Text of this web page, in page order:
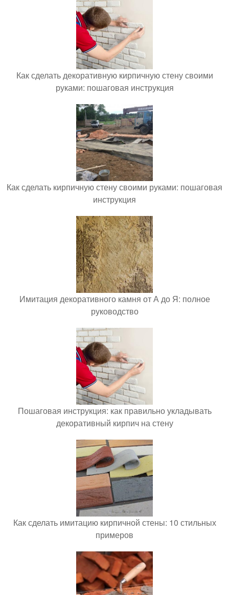
Как сделать декоративную кирпичную стену своими
руками: пошаговая инструкция
Как сделать кирпичную стену своими руками: пошаговая
инструкция
Имитация декоративного камня от А до Я: полное
руководство
Пошаговая инструкция: как правильно укладывать
декоративный кирпич на стену
Как сделать имитацию кирпичной стены: 10 стильных
примеров